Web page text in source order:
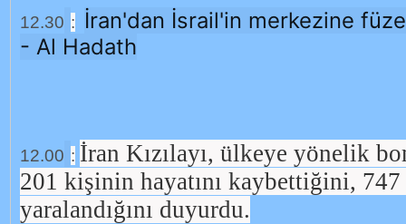
12.30 :
İran'dan İsrail'in merkezine
- Al Hadath
12.00 : İran Kızılayı, ülkeye yönelik
201 kişinin hayatını kaybettiğini,
yaralandığını duyurdu.